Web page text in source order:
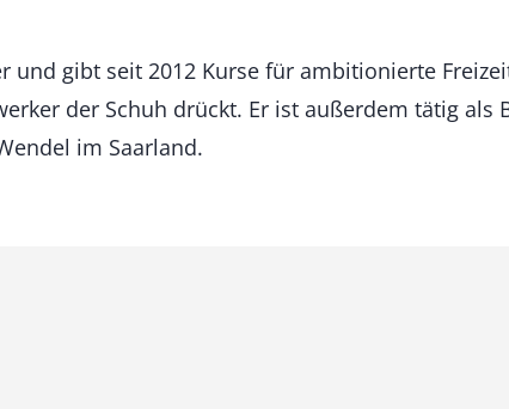
und gibt seit 2012 Kurse für ambitionierte
der Schuh drückt. Er ist außerdem tätig als
im Saarland.